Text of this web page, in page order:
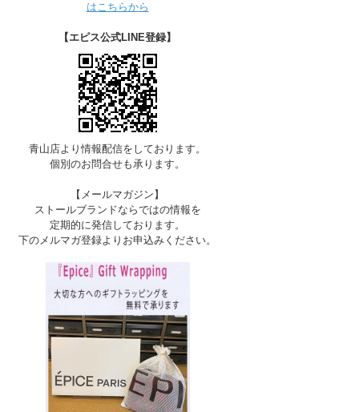
F-STEEL
はこちらから
【エピス公式LINE登録】
青山店より情報配信をしております。
個別のお問合せも承ります。
【メールマガジン】
ストールブランドならではの情報を
定期的に発信しております。
下のメルマガ登録よりお申込みください。